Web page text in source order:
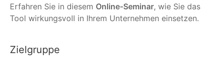
Erfahren Sie in diesem Online-Seminar, wie Sie das
Tool wirkungsvoll in Ihrem Unternehmen einsetzen.
Zielgruppe